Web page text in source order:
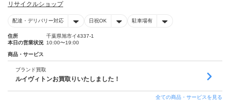
リサイクルショップ
配達・デリバリー対応 日祝OK 駐車場有
住所
千葉県旭市イ4337-1
本日の営業状況 10:00〜19:00
商品・サービス
ブランド買取
ルイヴィトンお買取りいたしました！
全ての商品・サービスを見る